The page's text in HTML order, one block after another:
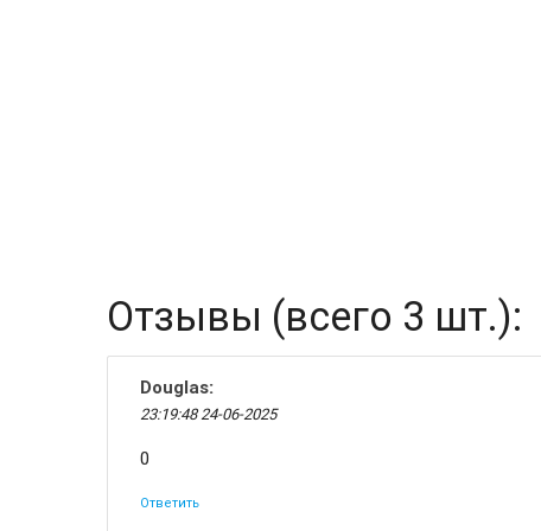
Отзывы (всего 3 шт.):
Douglas:
23:19:48 24-06-2025
0
Ответить